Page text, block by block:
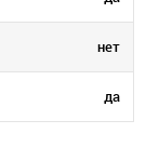
нет
да